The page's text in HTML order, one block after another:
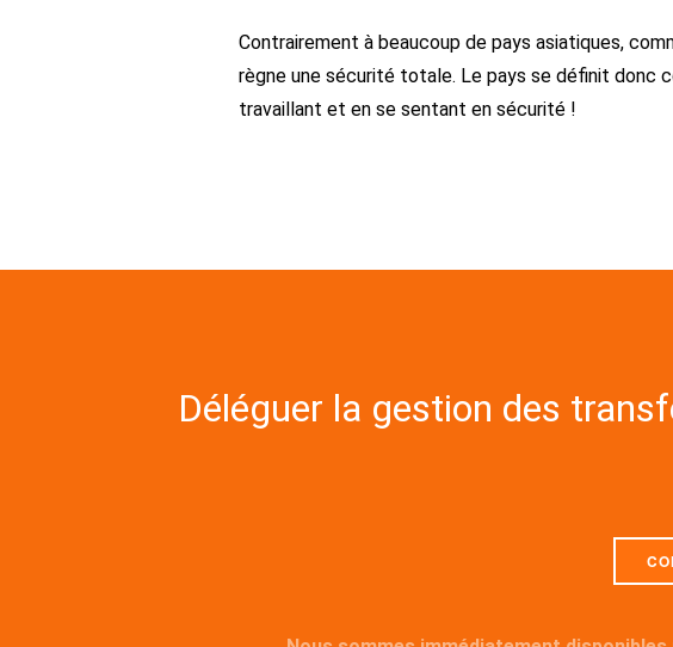
Contrairement à beaucoup de pays asiatiques,
règne une sécurité totale. Le pays se définit donc
travaillant et en se sentant en sécurité !
Déléguer la gestion des